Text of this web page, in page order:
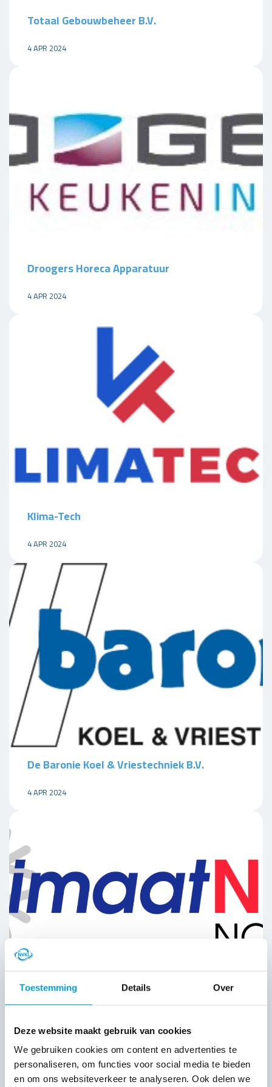
Toestemming Details Over
Deze website maakt gebruik van cookies
We gebruiken cookies om content en advertenties te
personaliseren, om functies voor social media te bieden
en om ons websiteverkeer te analyseren. Ook delen we
Totaal Gebouwbeheer B.V.
4 APR 2024
Droogers Horeca Apparatuur
4 APR 2024
Klima-Tech
4 APR 2024
De Baronie Koel & Vriestechniek B.V.
4 APR 2024
KlimaatNed Noord B.V.